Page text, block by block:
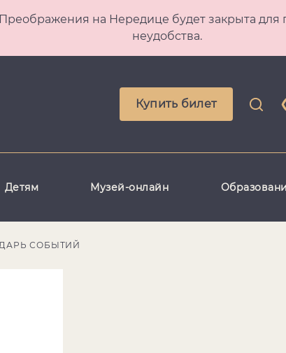
Преображения на Нередице будет закрыта
неудобства.
Купить билет
Детям Музей-онлайн
СОБЫТИЙ